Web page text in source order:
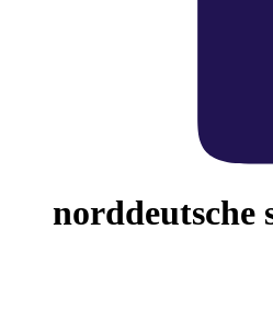
norddeutsche